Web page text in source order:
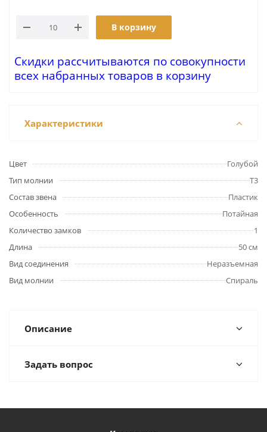
В корзину
Скидки рассчитываются по совокупности
всех набранных товаров в корзину
Характеристики
Цвет
Голубой
Тип молнии
Т3
Состав звена
Пластик
Особенность
Потайная
Количество замков
1
Длина
50 см
Вид соединения
Неразъемная
Вид молнии
Спираль
Описание
Задать вопрос